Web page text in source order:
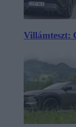
Villámteszt: